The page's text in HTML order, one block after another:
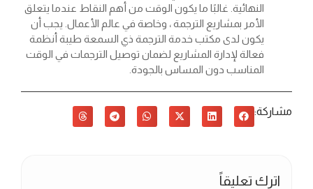
النهائية. غالبًا ما يكون الوقت من أهم النقاط عندما يتعلق
الأمر بمشاريع الترجمة ، وخاصة في عالم الأعمال. يجب أن
يكون لدى مكتب خدمة الترجمة ذي السمعة طيبة أنظمة
فعالة لإدارة المشاريع لضمان توصيل الترجمات في الوقت
المناسب دون المساس بالجودة.
مشاركة:
اترك تعليقاً